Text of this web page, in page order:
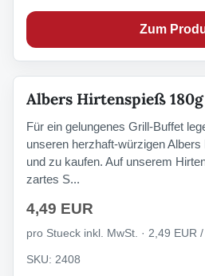
Zum
Albers Hirtenspieß 180g
Für ein gelungenes Grill-Buffet
unseren herzhaft-würzigen
und zu kaufen. Auf unserem
zartes S...
4,49 EUR
pro Stueck inkl. MwSt. · 2,49 EUR
SKU: 2408